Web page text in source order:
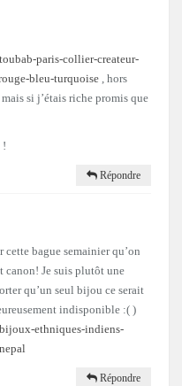
paris-collier-createur-
bleu-turquoise , hors
si j’étais riche promis que
!
Répondre
bague semainier qu’on
canon! Je suis plutôt une
qu’un seul bijou ce serait
indisponible :( )
ethniques-indiens-
Répondre